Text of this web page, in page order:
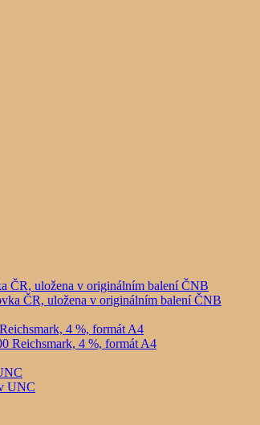
ČR, uložena v originálním balení ČNB
4 %, formát A4